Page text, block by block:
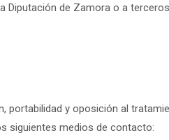
Diputación de Zamora o a
y oposición al
siguientes medios de contacto: